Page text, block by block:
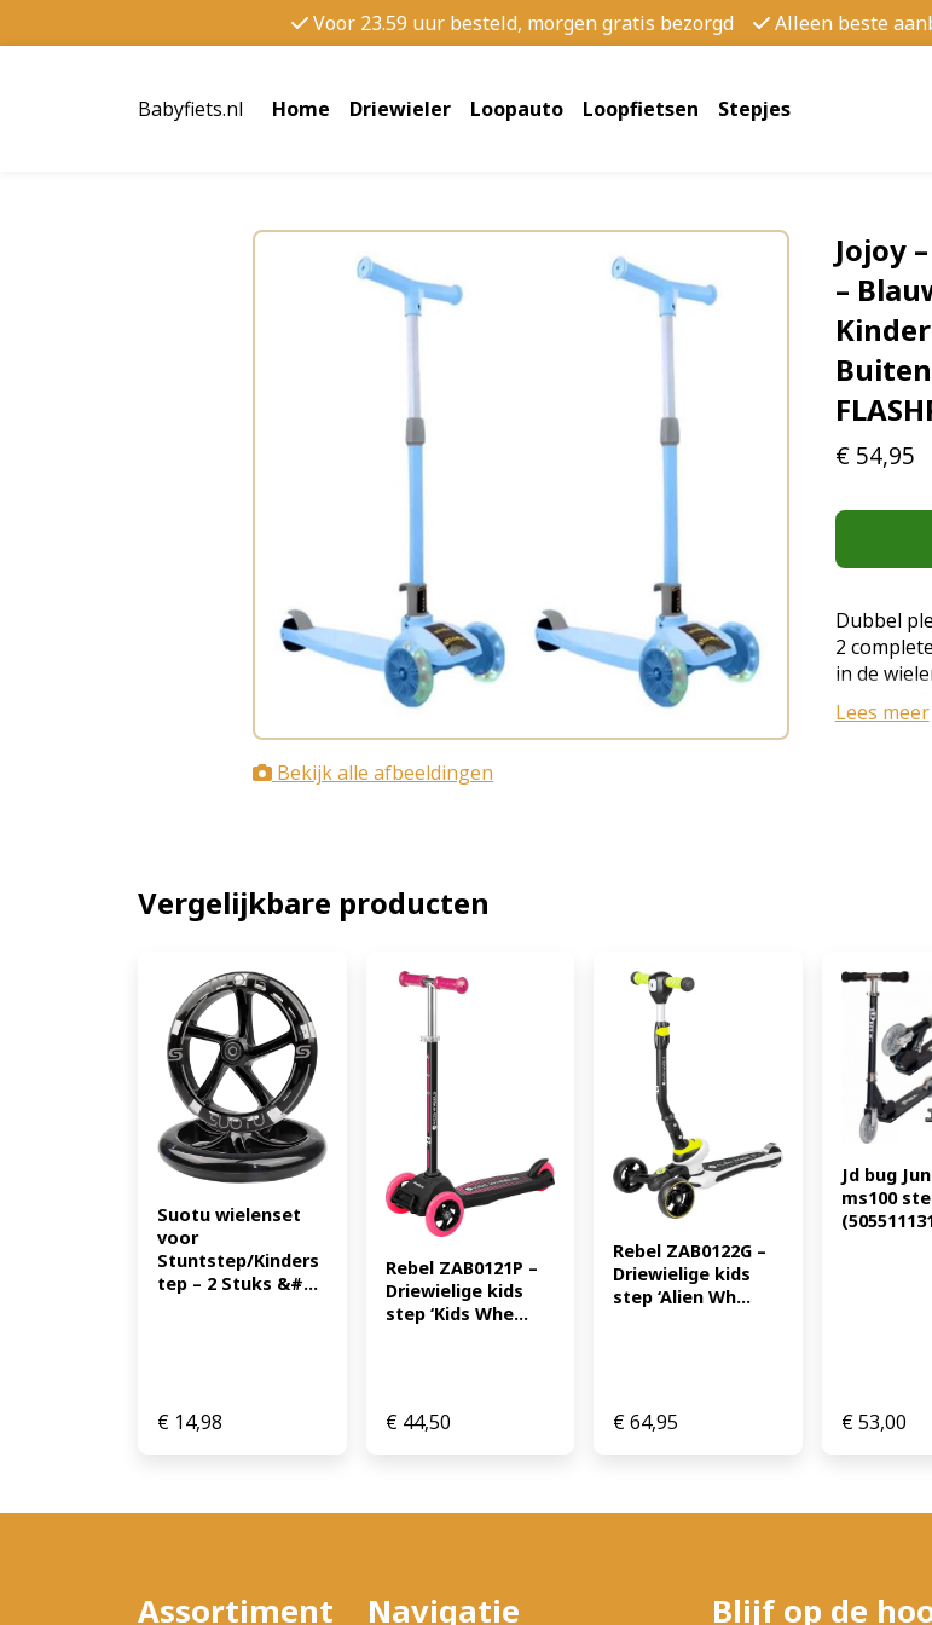
Voor 23.59 uur besteld, morgen gratis bezorgd Alleen beste
Babyfiets.nl Home Driewieler Loopauto Loopfietsen Stepjes
Bekijk alle afbeeldingen
Jojoy
–
€ 54,95
Dubbel
2
in de
samen
ervoor dat
kinderen
om
te
voor
terwijl
2 steps
kinderen.
Lees meer
Vergelijkbare producten
Suotu wielenset
voor
Stuntstep/Kinders
tep – 2 Stuks &#...
€ 14,98
Rebel ZAB0121P –
Driewielige kids
step ‘Kids Whe...
€44,50
Rebel ZAB0122G –
Driewielige kids
step ‘Alien Wh...
€64,95
Jd bug
ms100
€53,00
Assortiment Navigatie Blijf op de